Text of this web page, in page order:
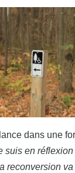
dans une
suis en
reconversion